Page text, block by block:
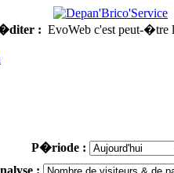
: EvoWeb c'est peut-�tre
P�riode :
: